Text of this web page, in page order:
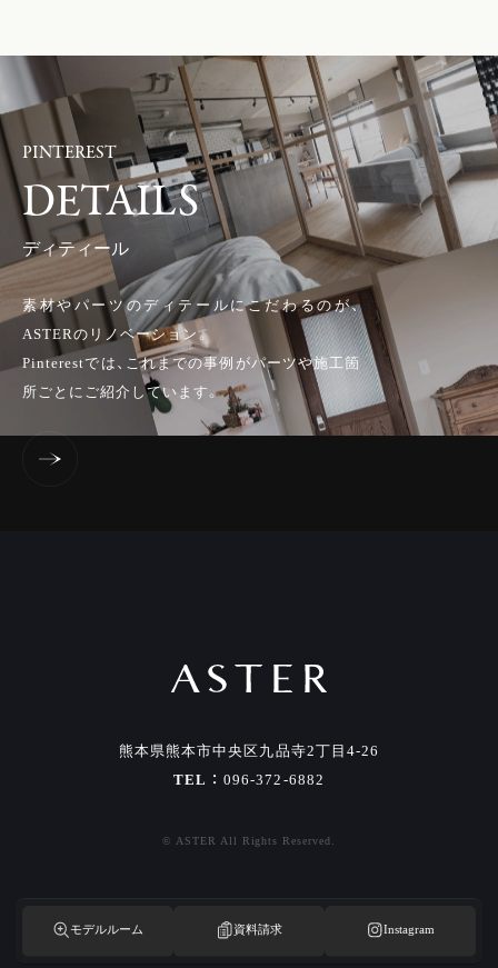
モデルルーム 資料請求 Instagram
PINTEREST
DETAILS
ディティール
素材やパーツのディテールにこだわるのが、
ASTERのリノベーション。
Pinterestでは、これまでの事例がパーツや施工箇
所ごとにご紹介しています。
熊本県熊本市中央区九品寺2丁目4-26
TEL
096-372-6882
© ASTER All Rights Reserved.